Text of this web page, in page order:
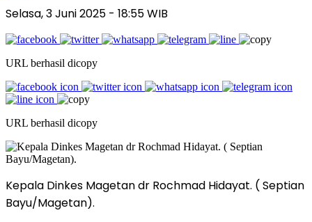
Selasa, 3 Juni 2025 - 18:55 WIB
URL berhasil dicopy
URL berhasil dicopy
Kepala Dinkes Magetan dr Rochmad Hidayat. ( Septian
Bayu/Magetan).